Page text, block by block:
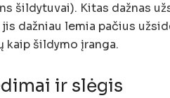
šildytuvai). Kitas dažnas
dažniau lemia pačius
kaip šildymo įranga.
ir slėgis